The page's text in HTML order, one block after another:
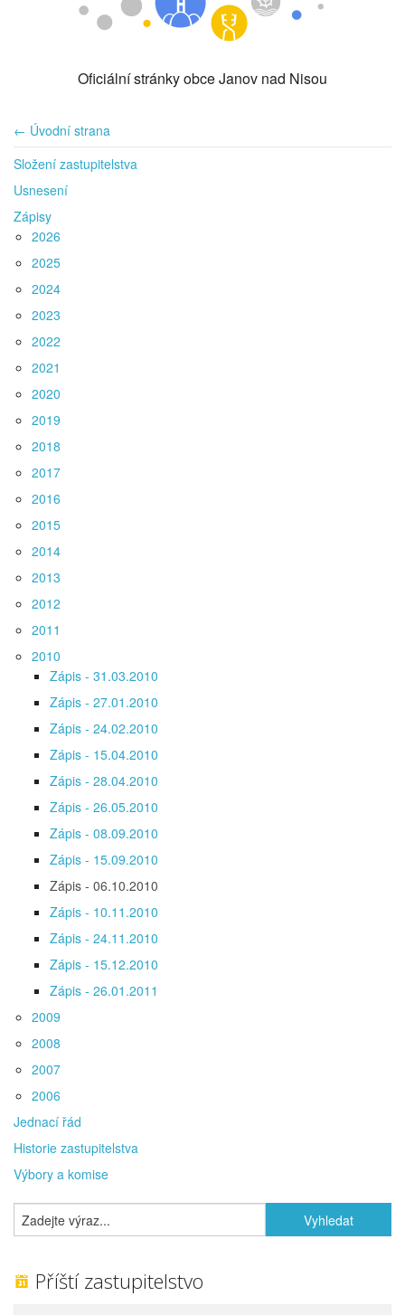
Oficiální stránky obce Janov nad Nisou
← Úvodní strana
Složení zastupitelstva
Usnesení
Zápisy
2026
2025
2024
2023
2022
2021
2020
2019
2018
2017
2016
2015
2014
2013
2012
2011
2010
Zápis - 31.03.2010
Zápis - 27.01.2010
Zápis - 24.02.2010
Zápis - 15.04.2010
Zápis - 28.04.2010
Zápis - 26.05.2010
Zápis - 08.09.2010
Zápis - 15.09.2010
Zápis - 06.10.2010
Zápis - 10.11.2010
Zápis - 24.11.2010
Zápis - 15.12.2010
Zápis - 26.01.2011
2009
2008
2007
2006
Jednací řád
Historie zastupitelstva
Výbory a komise
Příští zastupitelstvo